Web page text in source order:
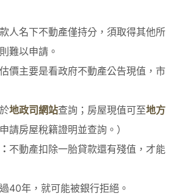
人名下不動產僅持分，須取得其他所
難以申請。
價主要是看政府不動產公告現值，市
地政司網站查詢；房屋現值可至地方
申請房屋稅籍證明並查詢。）
不動產扣除一胎貸款還有殘值，才能
40年，就可能被銀行拒絕。